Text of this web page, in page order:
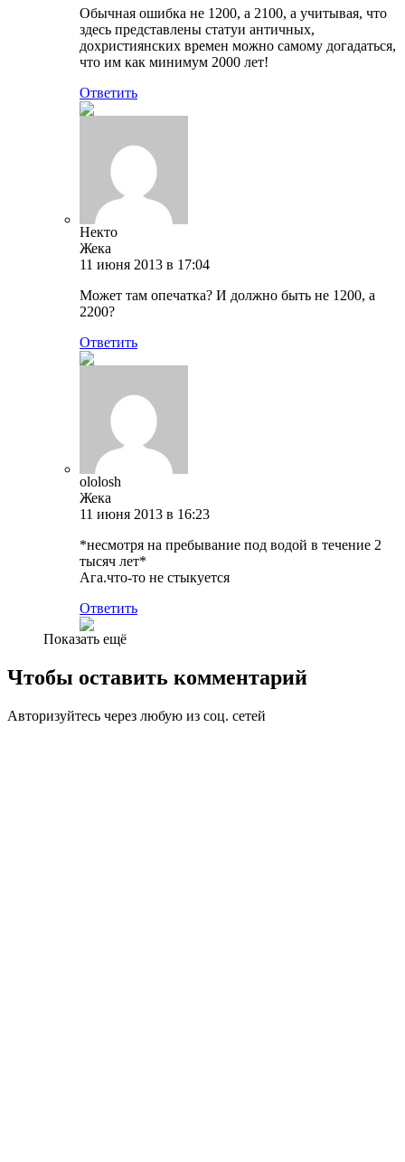
Обычная ошибка не 1200, а 2100, а учитывая, что
здесь представлены статуи античных,
дохристиянских времен можно самому догадаться,
что им как минимум 2000 лет!
Ответить
Некто
Жека
11 июня 2013 в 17:04
Может там опечатка? И должно быть не 1200, а
2200?
Ответить
ololosh
Жека
11 июня 2013 в 16:23
*несмотря на пребывание под водой в течение 2
тысяч лет*
Ага.что-то не стыкуется
Ответить
Показать ещё
Чтобы оставить комментарий
Авторизуйтесь через любую из соц. сетей